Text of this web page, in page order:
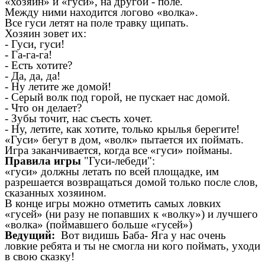
Между ними находится логово «волка».
Все гуси летят на поле травку щипать.
Хозяин зовет их:
- Гуси, гуси!
- Га-га-га!
- Есть хотите?
- Да, да, да!
- Ну летите же домой!
- Серый волк под горой, не пускает нас домой.
- Что он делает?
- Зубы точит, нас съесть хочет.
- Ну, летите, как хотите, только крылья берегите!
«Гуси» бегут в дом, «волк» пытается их поймать.
Игра заканчивается, когда все «гуси» пойманы.
Правила игры "Гуси-лебеди":
«гуси» должны летать по всей площадке, им
разрешается возвращаться домой только после слов,
сказанных хозяином.
В конце игры можно отметить самых ловких
«гусей» (ни разу не попавших к «волку») и лучшего
«волка» (поймавшего больше «гусей»)
Ведущий: Вот видишь Баба- Яга у нас очень
ловкие ребята и ты не смогла ни кого поймать, уходи
в свою сказку!